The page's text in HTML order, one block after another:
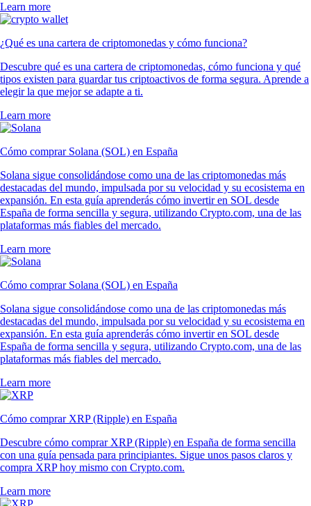
Learn more
¿Qué es una cartera de criptomonedas y cómo funciona?
Descubre qué es una cartera de criptomonedas, cómo funciona y qué
tipos existen para guardar tus criptoactivos de forma segura. Aprende a
elegir la que mejor se adapte a ti.
Learn more
Cómo comprar Solana (SOL) en España
Solana sigue consolidándose como una de las criptomonedas más
destacadas del mundo, impulsada por su velocidad y su ecosistema en
expansión. En esta guía aprenderás cómo invertir en SOL desde
España de forma sencilla y segura, utilizando Crypto.com, una de las
plataformas más fiables del mercado.
Learn more
Cómo comprar Solana (SOL) en España
Solana sigue consolidándose como una de las criptomonedas más
destacadas del mundo, impulsada por su velocidad y su ecosistema en
expansión. En esta guía aprenderás cómo invertir en SOL desde
España de forma sencilla y segura, utilizando Crypto.com, una de las
plataformas más fiables del mercado.
Learn more
Cómo comprar XRP (Ripple) en España
Descubre cómo comprar XRP (Ripple) en España de forma sencilla
con una guía pensada para principiantes. Sigue unos pasos claros y
compra XRP hoy mismo con Crypto.com.
Learn more